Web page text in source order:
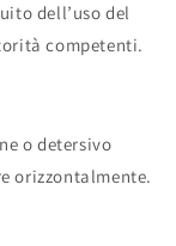
dell’uso del
competenti.
o detersivo
orizzontalmente.